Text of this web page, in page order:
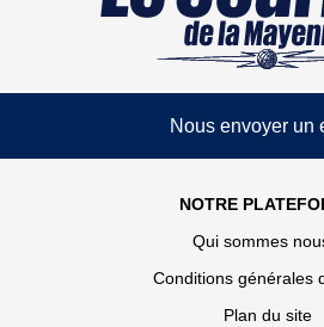
Nous envoyer un
NOTRE
Qui sommes
Conditions générales
Plan du site